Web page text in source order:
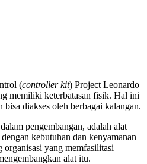
(controller kit) Project Leonardo
memiliki keterbatasan fisik. Hal ini
diakses oleh berbagai kalangan.
pengembangan, adalah alat
kebutuhan dan kenyamanan
organisasi yang memfasilitasi
alat itu.